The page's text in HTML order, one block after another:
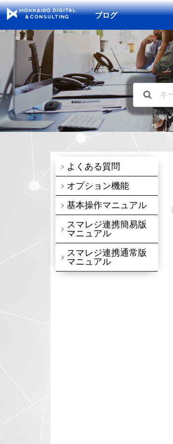
内
容
ブログ
よくある質問
オプション機能
基本操作マニュアル
スマレジ連携簡易版
マニュアル
スマレジ連携通常版
マニュアル